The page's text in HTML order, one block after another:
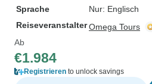
Sprache
Nur: Englisch
ReiseveranstalterOmega Tours
Ab
€1.984
Registrieren to unlock savings